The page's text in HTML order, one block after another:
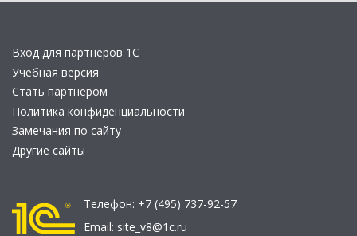
Вход для партнеров 1С
Учебная версия
Стать партнером
Политика конфиденциальности
Замечания по сайту
Другие сайты
Телефон: +7 (495) 737-92-57
Email: site_v8@1c.ru